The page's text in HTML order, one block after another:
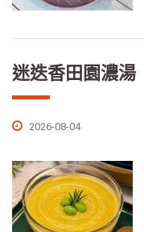
迷迭香田園濃湯
2026-08-04